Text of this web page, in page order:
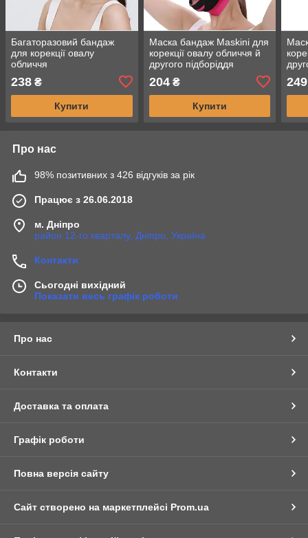
Багаторазовий бандаж
для корекції овалу
обличчя
238 ₴
Купити
Маска бандаж Maskini для
корекції овалу обличчя й
другого підборіддя
204₴
Купити
249
Про нас
98% позитивних з 426 відгуків за рік
Працює з 26.06.2018
м. Дніпро
район 12-го кварталу, Дніпро, Україна
Контакти
Сьогодні вихідний
Показати весь графік роботи
Про нас
Контакти
Доставка та оплата
Графік роботи
Повна версія сайту
Сайт створено на маркетплейсі Prom.ua